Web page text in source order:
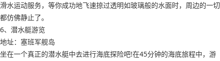
滑水运动服务，等你成功地飞速掠过透明如玻璃般的水面时，周边的一切
都仿佛静止了。
6、潜水艇游览
地址：塞班军舰岛
坐在一个真正的潜水艇中去进行海底探险吧!在45分钟的海底旅程中，游